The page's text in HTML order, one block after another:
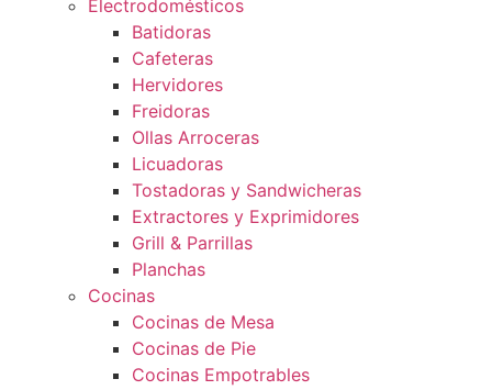
Electrodomésticos
Batidoras
Cafeteras
Hervidores
Freidoras
Ollas Arroceras
Licuadoras
Tostadoras y Sandwicheras
Extractores y Exprimidores
Grill & Parrillas
Planchas
Cocinas
Cocinas de Mesa
Cocinas de Pie
Cocinas Empotrables